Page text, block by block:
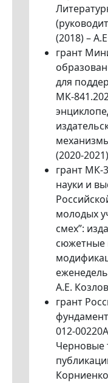
(2018) –
грант
для
МК-
(2020-
грант МК-
науки и
молодых
смех”:
сюжетные
А.Е.
грант
012-
Черновые